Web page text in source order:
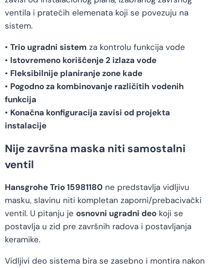
ventila i pratećih elemenata koji se povezuju na
sistem.
• Trio ugradni sistem za kontrolu funkcija vode
• Istovremeno korišćenje 2 izlaza vode
• Fleksibilnije planiranje zone kade
• Pogodno za kombinovanje različitih vodenih
funkcija
• Konačna konfiguracija zavisi od projekta
instalacije
Nije završna maska niti samostalni
ventil
Hansgrohe Trio 15981180 ne predstavlja vidljivu
masku, slavinu niti kompletan zaporni/prebacivački
ventil. U pitanju je osnovni ugradni deo koji se
postavlja u zid pre završnih radova i postavljanja
keramike.
Vidljivi deo sistema bira se zasebno i montira nakon